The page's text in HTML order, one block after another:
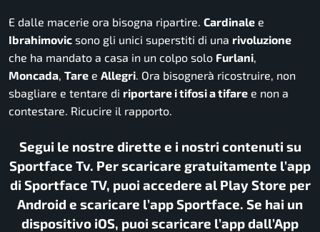
E dalle macerie ora bisogna ripartire. Cardinale e
Ibrahimovic sono gli unici superstiti di una rivoluzione
che ha mandato a casa in un colpo solo Furlani,
Moncada, Tare e Allegri. Ora bisognerà ricostruire, non
sbagliare e tentare di riportare i tifosi a tifare e non a
contestare. Ricucire il rapporto.
Segui le nostre dirette e i nostri contenuti su
Sportface Tv. Per scaricare gratuitamente l’app
di Sportface TV, puoi accedere al Play Store per
Android e scaricare l’app Sportface. Se hai un
dispositivo iOS, puoi scaricare l’app dall’App